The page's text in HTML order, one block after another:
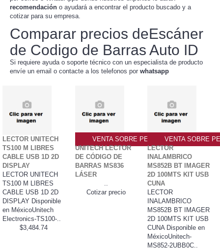
recomendación o ayudará a encontrar el producto buscado y a
cotizar para su empresa.
Comparar precios deEscáner
de Codigo de Barras Auto ID
Si requiere ayuda o soporte técnico con un especialista de producto
envíe un email o contacte a los telefonos por whatsapp
LECTOR UNITECH
TS100 M LIBRES
CABLE USB 1D 2D
DISPLAY
LECTOR UNITECH
TS100 M LIBRES
CABLE USB 1D 2D
DISPLAY Disponible
en MéxicoUnitech
Electronics-TS100-..
$3,484.74
VENTA SOBRE PEDIDO PO
UNITECH LECTOR
DE CÓDIGO DE
BARRAS MS836
LÁSER
..
Cotizar precio
VENTA SOBRE
LECTOR
INALAMBRICO
MS852B BT IMAGER
2D 100MTS KIT USB
CUNA
LECTOR
INALAMBRICO
MS852B BT IMAGER
2D 100MTS KIT USB
CUNA Disponible en
MéxicoUnitech-
MS852-2UBB0C..